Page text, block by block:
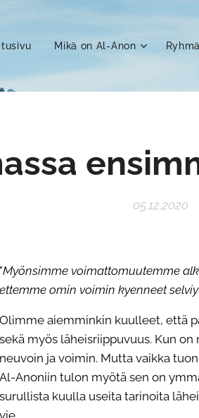
Mikä on Al-Anon
05.12.2020
"Myönsimme voimattomuutemme
ettemme omin voimin kyenneet
Olimme aiemminkin kuulleet, että
sekä myös läheisriippuvuus. Kun
neuvoin ja voimin. Mutta vaikka
Al-Anoniin tulon myötä sen on
surullista kuulla useita tarinoita
vie.